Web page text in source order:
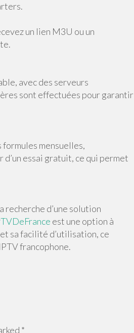
un lien M3U ou un
avec des serveurs
sont effectuées pour garantir
mensuelles,
essai gratuit, ce qui permet
recherche d’une solution
est une option à
sa facilité d’utilisation, ce
francophone.
*